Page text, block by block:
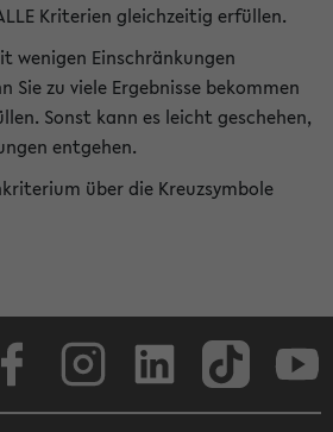
Kriterien gleichzeitig erfüllen.
wenigen Einschränkungen
Sie zu viele Ergebnisse bekommen
Sonst kann es leicht geschehen,
entgehen.
über die Kreuzsymbole